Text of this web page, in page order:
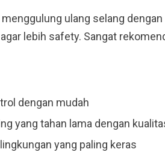
ulang selang
lebih safety. Sangat
dengan mudah
yang tahan lama dengan
yang paling keras